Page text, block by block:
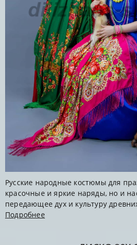
Русские народные костюмы для
красочные и яркие наряды, но и
передающее дух и культуру
Подробнее